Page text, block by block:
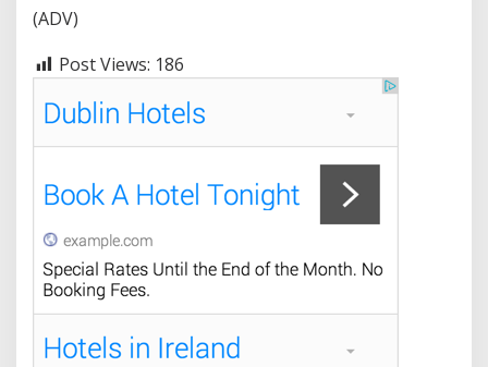
(ADV)
Post Views: 186